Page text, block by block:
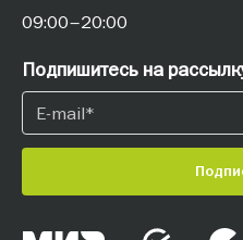
09:00–20:00
Подпишитесь на